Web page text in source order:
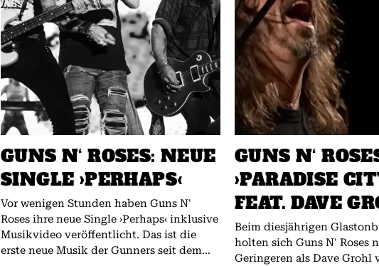
GUNS N‘ ROSES: NEUE
SINGLE ›PERHAPS‹
Vor wenigen Stunden haben Guns N'
Roses ihre neue Single ›Perhaps‹ inklusive
Musikvideo veröffentlicht. Das ist die
erste neue Musik der Gunners seit dem...
GUNS N‘
›PARADISE
FEAT. DAVE
Beim diesjährigen
holten sich Guns N' Roses
Geringeren als Dave Grohl